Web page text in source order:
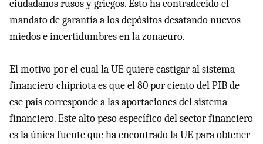
ciudadanos rusos y griegos. Esto ha contradecido el
mandato de garantía a los depósitos desatando nuevos
miedos e incertidumbres en la zonaeuro.
El motivo por el cual la UE quiere castigar al sistema
financiero chipriota es que el 80 por ciento del PIB de
ese país corresponde a las aportaciones del sistema
financiero. Este alto peso específico del sector financiero
es la única fuente que ha encontrado la UE para obtener